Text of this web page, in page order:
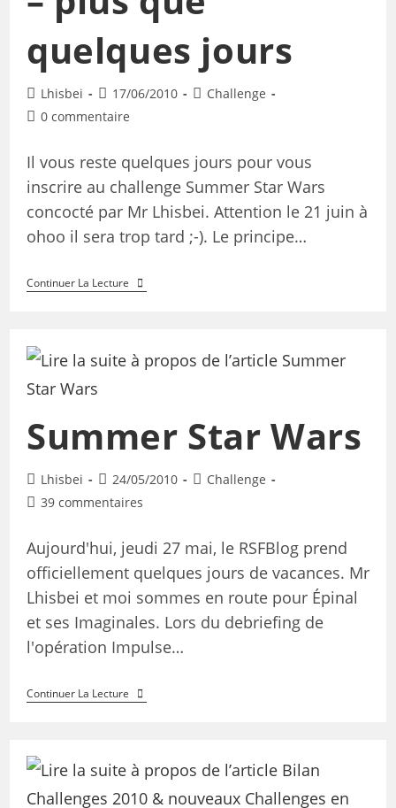
quelques jours
Lhisbei 17/06/2010
Challenge
0 commentaire
Il vous reste quelques jours pour vous
inscrire au challenge Summer Star Wars
concocté par Mr Lhisbei. Attention le 21 juin à
ohoo il sera trop tard ;-). Le principe…
Continuer La Lecture
Summer Star Wars
Lhisbei 24/05/2010
Challenge
39 commentaires
Aujourd'hui, jeudi 27 mai, le RSFBlog prend
officiellement quelques jours de vacances. Mr
Lhisbei et moi sommes en route pour Épinal
et ses Imaginales. Lors du debriefing de
l'opération Impulse…
Continuer La Lecture